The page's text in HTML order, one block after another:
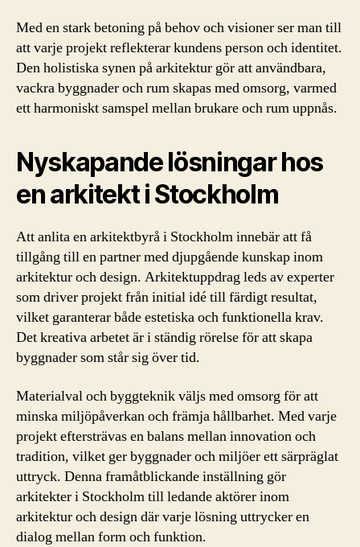
Med en stark betoning på behov och visioner ser man till
att varje projekt reflekterar kundens person och identitet.
Den holistiska synen på arkitektur gör att användbara,
vackra byggnader och rum skapas med omsorg, varmed
ett harmoniskt samspel mellan brukare och rum uppnås.
Nyskapande lösningar hos
en arkitekt i Stockholm
Att anlita en arkitektbyrå i Stockholm innebär att få
tillgång till en partner med djupgående kunskap inom
arkitektur och design. Arkitektuppdrag leds av experter
som driver projekt från initial idé till färdigt resultat,
vilket garanterar både estetiska och funktionella krav.
Det kreativa arbetet är i ständig rörelse för att skapa
byggnader som står sig över tid.
Materialval och byggteknik väljs med omsorg för att
minska miljöpåverkan och främja hållbarhet. Med varje
projekt eftersträvas en balans mellan innovation och
tradition, vilket ger byggnader och miljöer ett särpräglat
uttryck. Denna framåtblickande inställning gör
arkitekter i Stockholm till ledande aktörer inom
arkitektur och design där varje lösning uttrycker en
dialog mellan form och funktion.